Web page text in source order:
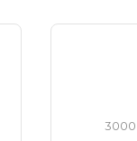
3000